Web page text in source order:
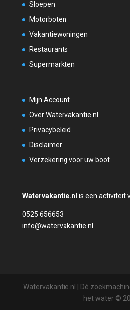
Sloepen
Motorboten
Vakantiewoningen
Restaurants
Supermarkten
Mijn Account
Over Watervakantie.nl
Privacybeleid
Disclaimer
Verzekering voor uw boot
Watervakantie.nl is een activiteit
0525 656653
info@watervakantie.nl
Watervakantie.nl | Dé
het water ©